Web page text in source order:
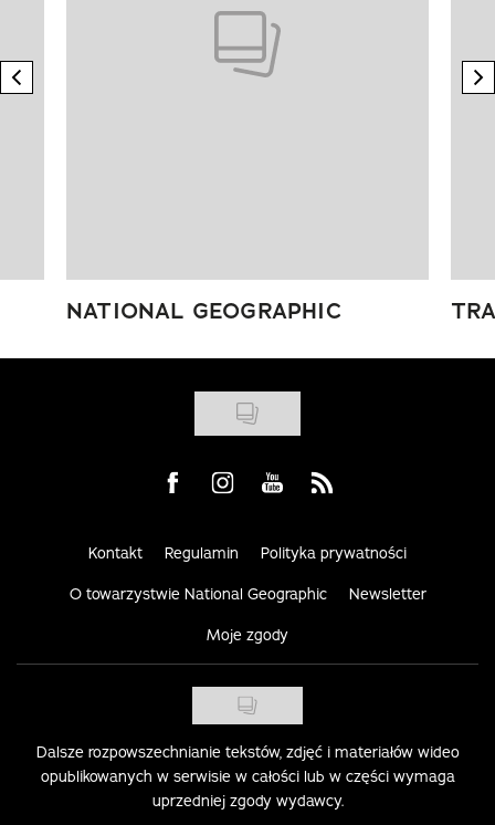
previous element
NATIONAL GEOGRAPHIC
Visit us on Facebook
Visit us on Instagram
Visit us on Youtube
Visit us on Rss
Kontakt Regulamin Polityka prywatności
O towarzystwie National Geographic Newsletter
Moje zgody
Dalsze rozpowszechnianie tekstów, zdjęć i materiałów wideo
opublikowanych w serwisie w całości lub w części wymaga
uprzedniej zgody wydawcy.